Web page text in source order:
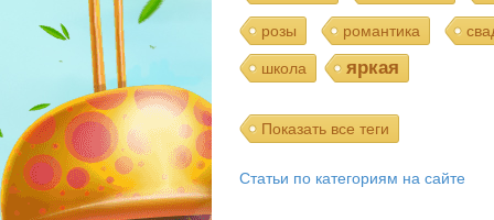
розы романтика
школа яркая
Показать все теги
Статьи по категориям на сайте